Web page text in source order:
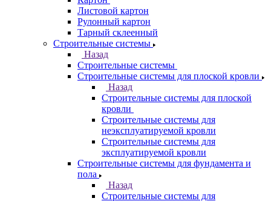
Листовой картон
Рулонный картон
Тарный склеенный
Строительные системы
Назад
Строительные системы
Строительные системы для плоской кровли
Назад
Строительные системы для плоской
кровли
Строительные системы для
неэксплуатируемой кровли
Строительные системы для
эксплуатируемой кровли
Строительные системы для фундамента и
пола
Назад
Строительные системы для